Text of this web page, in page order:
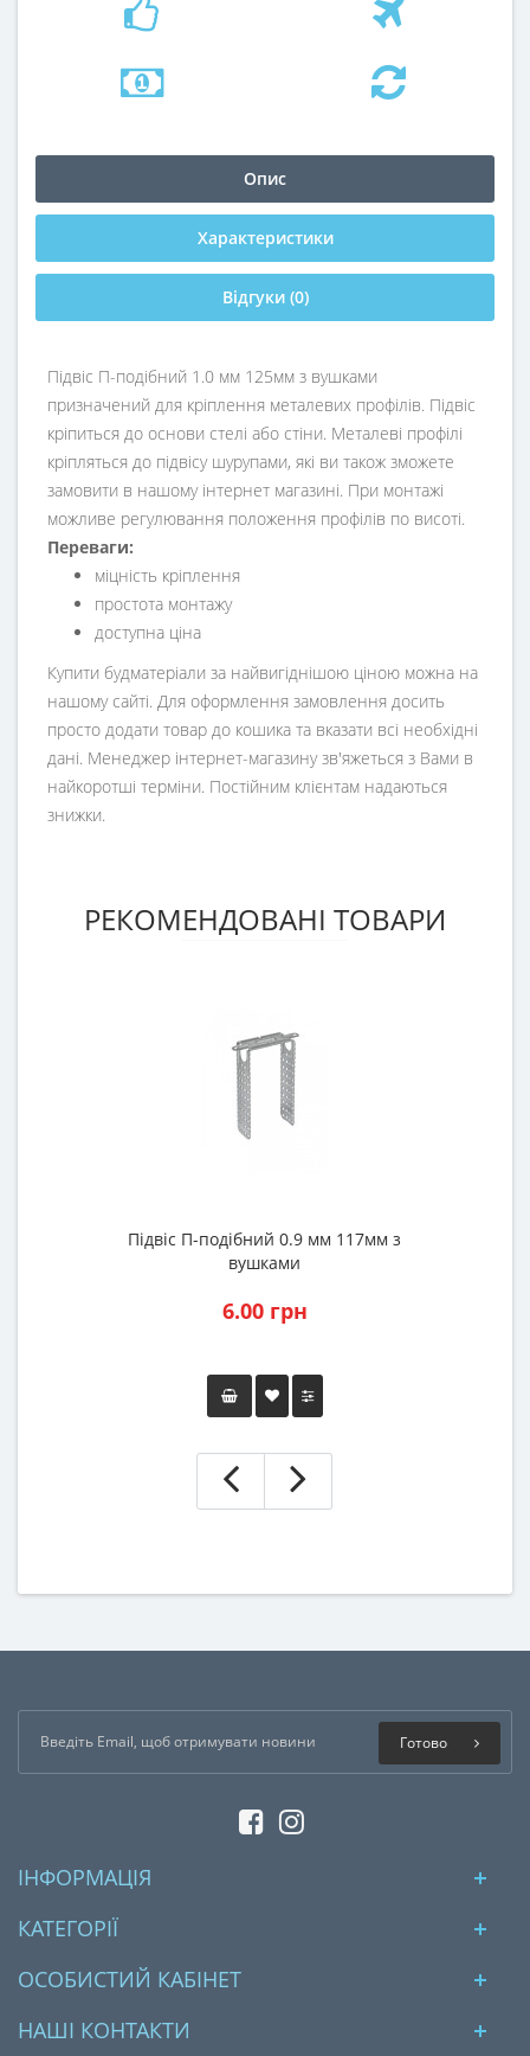
Опис
Характеристики
Відгуки (0)
Підвіс П-подібний 1.0 мм 125мм з вушками
призначений для кріплення металевих профілів. Підвіс
кріпиться до основи стелі або стіни. Металеві профілі
кріпляться до підвісу шурупами, які ви також зможете
замовити в нашому інтернет магазині. При монтажі
можливе регулювання положення профілів по висоті.
Переваги:
міцність кріплення
простота монтажу
доступна ціна
Купити будматеріали за найвигіднішою ціною можна на
нашому сайті. Для оформлення замовлення досить
просто додати товар до кошика та вказати всі необхідні
дані. Менеджер інтернет-магазину зв'яжеться з Вами в
найкоротші терміни. Постійним клієнтам надаються
знижки.
РЕКОМЕНДОВАНІ ТОВАРИ
Підвіс П-подібний 0.9 мм 117мм з
вушками
6.00 грн
Готово
ІНФОРМАЦІЯ
КАТЕГОРІЇ
ОСОБИСТИЙ КАБІНЕТ
НАШІ КОНТАКТИ